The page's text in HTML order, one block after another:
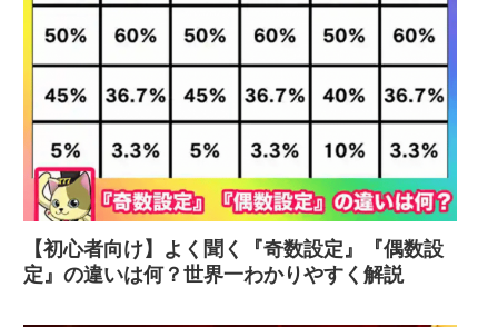
【初心者向け】よく聞く『奇数設定』『偶数設
定』の違いは何？世界一わかりやすく解説